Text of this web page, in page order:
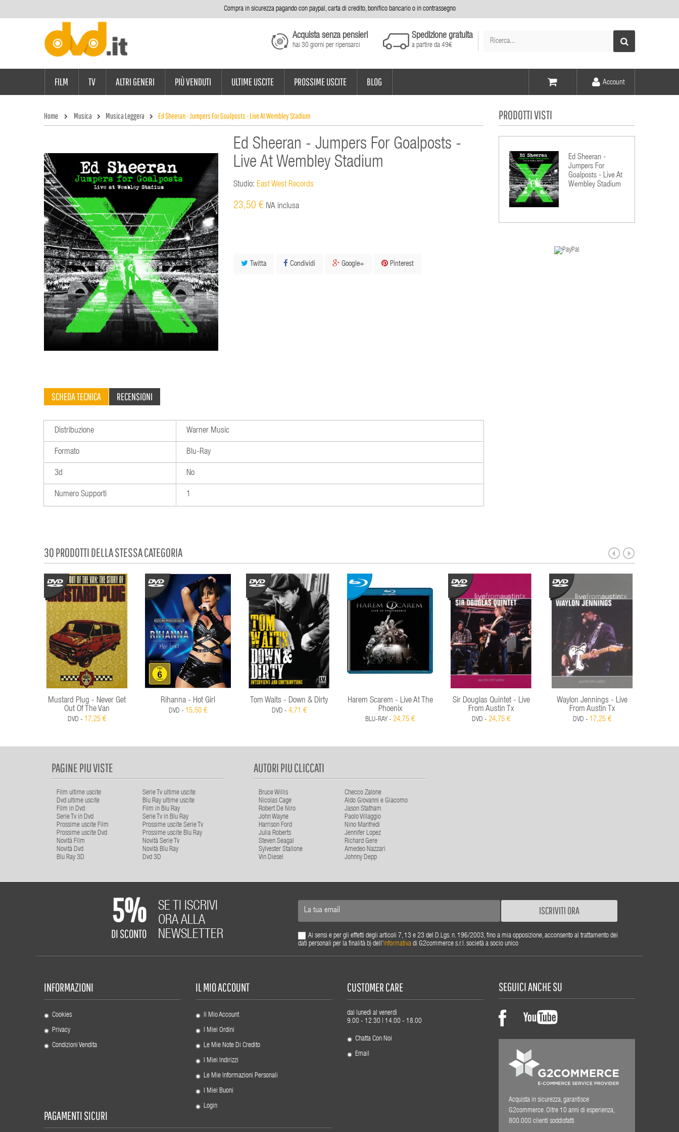
Compra in sicurezza pagando con paypal, carta di credito, bonifico bancario o in contrassegno
Elementi -
Acquista senza pensieri
hai 30 giorni per ripensarci
Spedizione gratuita
a partire da 49€
Account
FILM TV ALTRI GENERI PIÙ VENDUTI ULTIME USCITE PROSSIME USCITE BLOG
Home Musica Musica Leggera Ed Sheeran - Jumpers For Goalposts - Live At Wembley Stadium
Ed Sheeran - Jumpers For Goalposts -
Live At Wembley Stadium
Studio: East West Records
23,50 € IVA inclusa
Twitta Condividi Google+ Pinterest
SCHEDA TECNICA RECENSIONI
Distribuzione Warner Music
Formato Blu-Ray
3d No
Numero Supporti 1
PRODOTTI VISTI
Ed Sheeran -
Jumpers For
Goalposts - Live At
Wembley Stadium
30 PRODOTTI DELLA STESSA CATEGORIA
Mustard Plug - Never Get
Out Of The Van
DVD - 17,25 €
Rihanna - Hot Girl
DVD - 15,50 €
Tom Waits - Down & Dirty
DVD - 4,71 €
Harem Scarem - Live At The
Phoenix
BLU-RAY - 24,75 €
Sir Douglas Quintet - Live
From Austin Tx
DVD - 24,75 €
Waylon Jennings - Live
From Austin Tx
DVD - 17,25 €
PAGINE PIU VISTE
Film ultime uscite
Serie Tv ultime uscite
Dvd ultime uscite
Blu Ray ultime uscite
Film in Dvd
Film in Blu Ray
Serie Tv in Dvd
Serie Tv in Blu Ray
Prossime uscite Film
Prossime uscite Serie Tv
Prossime uscite Dvd
Prossime uscite Blu Ray
Novità Film
Novità Serie Tv
Novità Dvd
Novità Blu Ray
Blu Ray 3D
Dvd 3D
AUTORI PIU CLICCATI
Bruce Willis
Checco Zalone
Nicolas Cage
Aldo Giovanni e Giacomo
Robert De Niro
Jason Statham
John Wayne
Paolo Villaggio
Harrison Ford
Nino Manfredi
Julia Roberts
Jennifer Lopez
Steven Seagal
Richard Gere
Sylvester Stallone
Amedeo Nazzari
Vin Diesel
Johnny Depp
5%
DI SCONTO
SE TI ISCRIVI
ORA ALLA
NEWSLETTER
ISCRIVITI ORA
Ai sensi e per gli effetti degli articoli 7, 13 e 23 del D.Lgs. n. 196/2003, fino a mia opposizione, acconsento al trattamento dei
dati personali per la finalità b) dell'informativadi G2commerce s.r.l. società a socio unico
INFORMAZIONI
Cookies
Privacy
Condizioni Vendita
IL MIO ACCOUNT
Il Mio Account
I Miei Ordini
Le Mie Note Di Credito
I Miei Indirizzi
Le Mie Informazioni Personali
I Miei Buoni
Login
CUSTOMER CARE
dal lunedì al venerdì
9.00 - 12.30 | 14.00 - 18.00
Chatta Con Noi
Email
SEGUICI ANCHE SU
Acquista in sicurezza, garantisce
G2commerce. Oltre 10 anni di esperienza,
800.000 clienti soddisfatti
PAGAMENTI SICURI